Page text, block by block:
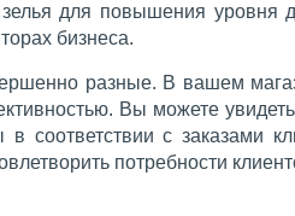
для повышения уровня
бизнеса.
разные. В вашем
Вы можете
соответствии с заказами
потребности